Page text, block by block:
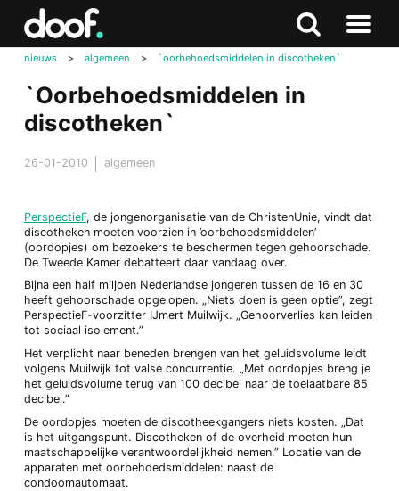
Zoeken
Naar
nieuws > algemeen > `oorbehoedsmiddelen in discotheken`
`Oorbehoedsmiddelen in
discotheken`
26-01-2010 algemeen
PerspectieF, de jongenorganisatie van de ChristenUnie, vindt dat
discotheken moeten voorzien in ’oorbehoedsmiddelen’
(oordopjes) om bezoekers te beschermen tegen gehoorschade.
De Tweede Kamer debatteert daar vandaag over.
Bijna een half miljoen Nederlandse jongeren tussen de 16 en 30
heeft gehoorschade opgelopen. „Niets doen is geen optie”, zegt
PerspectieF-voorzitter IJmert Muilwijk. „Gehoorverlies kan leiden
tot sociaal isolement.”
Het verplicht naar beneden brengen van het geluidsvolume leidt
volgens Muilwijk tot valse concurrentie. „Met oordopjes breng je
het geluidsvolume terug van 100 decibel naar de toelaatbare 85
decibel.”
De oordopjes moeten de discotheekgangers niets kosten. „Dat
is het uitgangspunt. Discotheken of de overheid moeten hun
maatschappelijke verantwoordelijkheid nemen.” Locatie van de
apparaten met oorbehoedsmiddelen: naast de
condoomautomaat.
Doof.nl
Zoeken